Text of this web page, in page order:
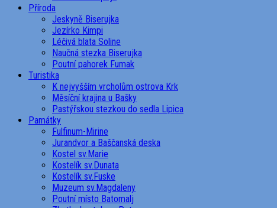
Příroda
Jeskyně Biserujka
Jezírko Kimpi
Léčivá blata Soline
Naučná stezka Biserujka
Poutní pahorek Fumak
Turistika
K nejvyšším vrcholům ostrova Krk
Měsíční krajina u Bašky
Pastýřskou stezkou do sedla Lipica
Památky
Fulfinum-Mirine
Jurandvor a Baščanská deska
Kostel sv.Marie
Kostelík sv.Dunata
Kostelík sv.Fuske
Muzeum sv.Magdaleny
Poutní místo Batomalj